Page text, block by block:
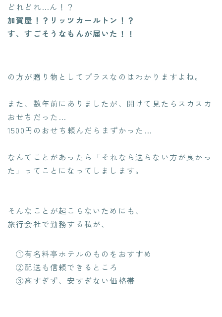
どれどれ…ん！？
加賀屋！？リッツカールトン！？
す、すごそうなもんが届いた！！
の方が贈り物としてプラスなのはわかりますよね。
また、数年前にありましたが、開けて見たらスカスカ
おせちだった…
1500円のおせち頼んだらまずかった…
なんてことがあったら「それなら送らない方が良かっ
た」ってことになってしまします。
そんなことが起こらないためにも、
旅行会社で勤務する私が、
①有名料亭ホテルのものをおすすめ
②配送も信頼できるところ
③高すぎず、安すぎない価格帯